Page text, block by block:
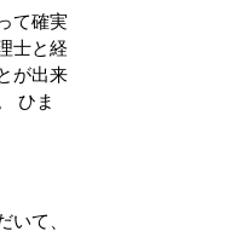
て確実
士と経
が出来
ひま
て、